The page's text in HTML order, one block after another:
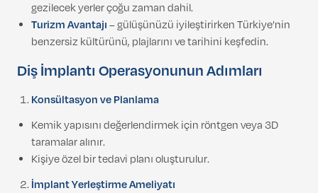
gezilecek yerler çoğu zaman dahil.
Turizm Avantajı– gülüşünüzü iyileştirirken Türkiye’nin
benzersiz kültürünü, plajlarını ve tarihini keşfedin.
Diş İmplantı Operasyonunun Adımları
Konsültasyon ve Planlama
Kemik yapısını değerlendirmek için röntgen veya 3D
taramalar alınır.
Kişiye özel bir tedavi planı oluşturulur.
İmplant Yerleştirme Ameliyatı